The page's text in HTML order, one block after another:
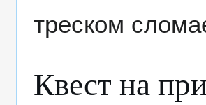
треском
Квест на